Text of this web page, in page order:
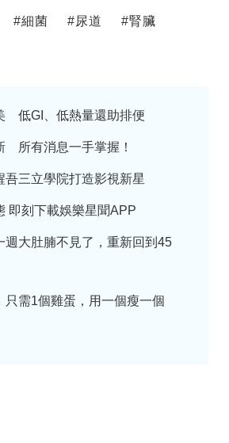
#細菌 #尿道 #腎臟
低GI、低熱量還助排便
所有消息一手掌握！
吾三立學院打造影視新星
即刻下載娛樂星聞APP
週大肚腩不見了，重新回到45
只需1個雞蛋，用一個瘦一個